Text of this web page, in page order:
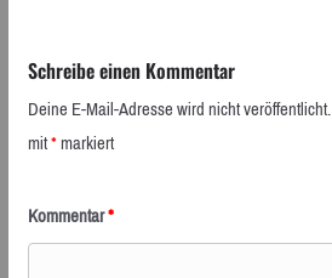
Schreibe einen Kommentar
Deine E-Mail-Adresse wird nicht veröffentlicht.
mit*markiert
Kommentar*